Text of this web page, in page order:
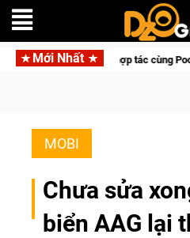
Mới Nhất
Garena hợp tác cùng Pocketpair
MOBI
Chưa sửa
biển AAG lại